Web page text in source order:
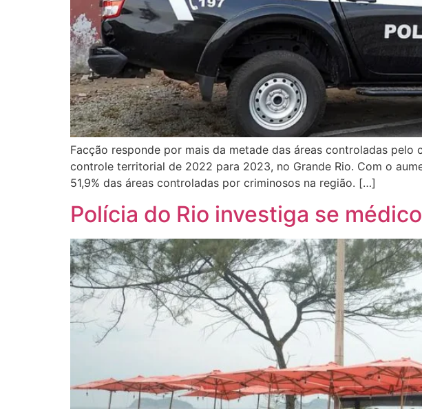
Facção responde por mais da metade das áreas controladas
controle territorial de 2022 para 2023, no Grande Rio. Com o
51,9% das áreas controladas por criminosos na região. […]
Polícia do Rio investiga se